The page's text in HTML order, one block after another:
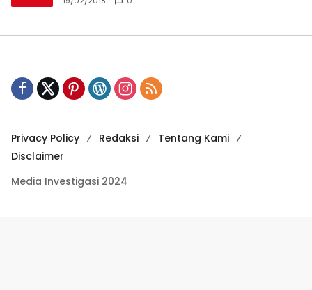
Privacy Policy Redaksi
Tentang Kami
Disclaimer
Media Investigasi 2024